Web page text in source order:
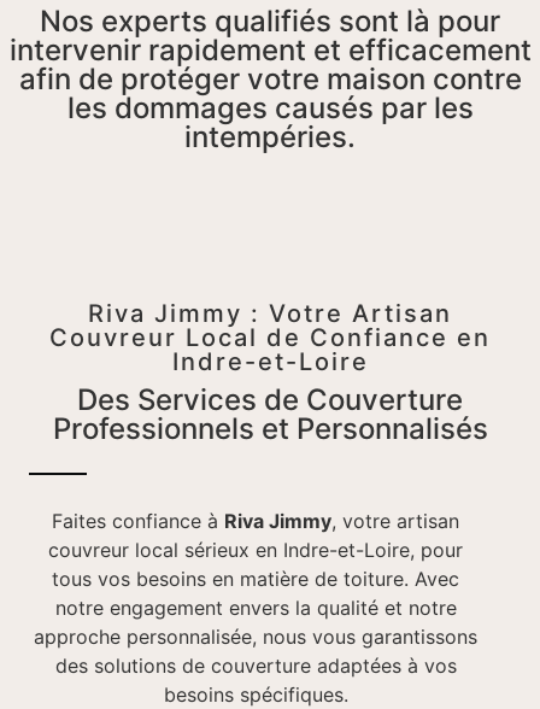
Nos experts qualifiés sont là pour
intervenir rapidement et efficacement
afin de protéger votre maison contre
les dommages causés par les
intempéries.
Riva Jimmy : Votre Artisan
Couvreur Local de Confiance en
Indre-et-Loire
Des Services de Couverture
Professionnels et Personnalisés
Faites confiance à Riva Jimmy, votre artisan
couvreur local sérieux en Indre-et-Loire, pour
tous vos besoins en matière de toiture. Avec
notre engagement envers la qualité et notre
approche personnalisée, nous vous garantissons
des solutions de couverture adaptées à vos
besoins spécifiques.